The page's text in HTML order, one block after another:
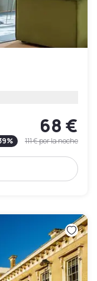
68 €
% 111 €por la noche